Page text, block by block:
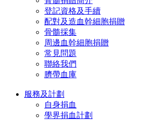
登記資格及手續
配對及造血幹細胞捐贈
骨髓採集
周邊血幹細胞捐贈
常見問題
聯絡我們
臍帶血庫
服務及計劃
自身捐血
學界捐血計劃